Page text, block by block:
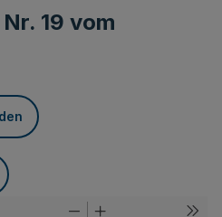
19 vom